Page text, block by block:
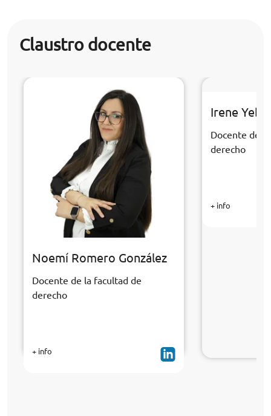
Claustro docente
Noemí Romero González
Docente de la facultad de
derecho
+ info
Irene
Docente de
derecho
+ info